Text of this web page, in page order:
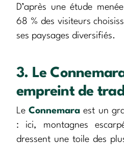
D’après une étude
68 % des visiteurs
ses paysages diversifiés.
3. Le
empreint de
LeConnemara est un
: ici, montagnes
dressent une toile des